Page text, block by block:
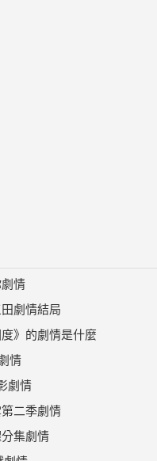
情
劇情結局
度》的劇情是什麼
情
劇情
二季劇情
集劇情